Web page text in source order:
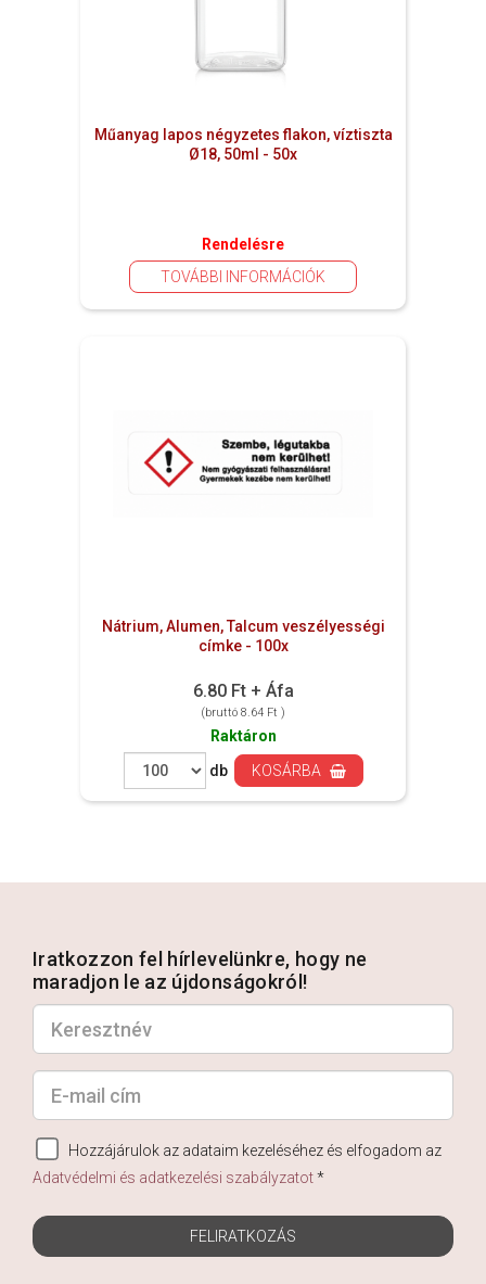
Műanyag lapos négyzetes flakon, víztiszta
Ø18, 50ml - 50x
Rendelésre
TOVÁBBI INFORMÁCIÓK
Nátrium, Alumen, Talcum veszélyességi
címke - 100x
6.80 Ft + Áfa
(bruttó 8.64 Ft )
Raktáron
db
KOSÁRBA
Iratkozzon fel hírlevelünkre, hogy ne
maradjon le az újdonságokról!
Hozzájárulok az adataim kezeléséhez és elfogadom az
Adatvédelmi és adatkezelési szabályzatot*
FELIRATKOZÁS